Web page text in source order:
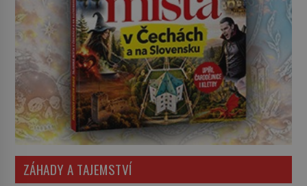
ZÁHADY A TAJEMSTVÍ